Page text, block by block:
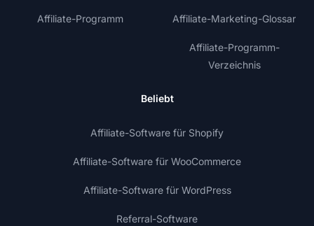
Affiliate-Programm Affiliate-Marketing-Glossar
Affiliate-Programm-
Verzeichnis
Beliebt
Affiliate-Software für Shopify
Affiliate-Software für WooCommerce
Affiliate-Software für WordPress
Referral-Software